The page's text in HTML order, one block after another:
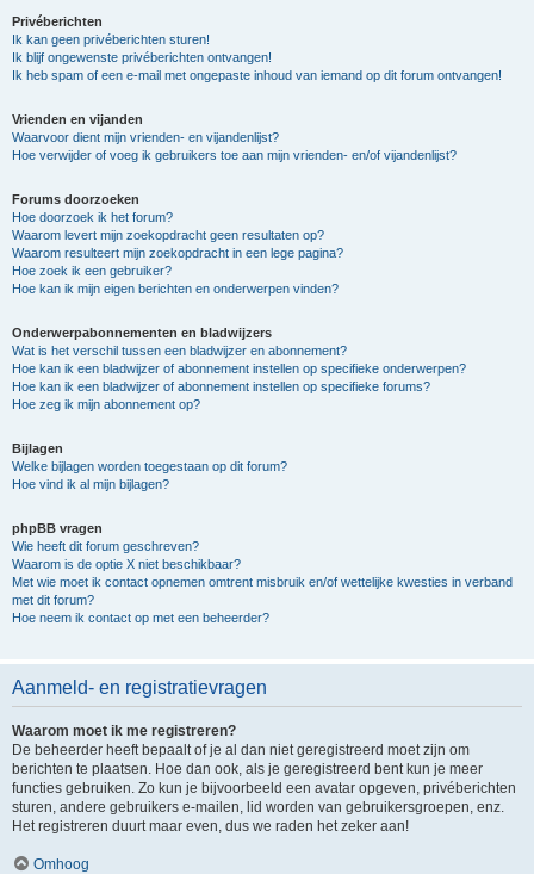
Privéberichten
Ik kan geen privéberichten sturen!
Ik blijf ongewenste privéberichten ontvangen!
Ik heb spam of een e-mail met ongepaste inhoud van iemand op dit forum ontvangen!
Vrienden en vijanden
Waarvoor dient mijn vrienden- en vijandenlijst?
Hoe verwijder of voeg ik gebruikers toe aan mijn vrienden- en/of vijandenlijst?
Forums doorzoeken
Hoe doorzoek ik het forum?
Waarom levert mijn zoekopdracht geen resultaten op?
Waarom resulteert mijn zoekopdracht in een lege pagina?
Hoe zoek ik een gebruiker?
Hoe kan ik mijn eigen berichten en onderwerpen vinden?
Onderwerpabonnementen en bladwijzers
Wat is het verschil tussen een bladwijzer en abonnement?
Hoe kan ik een bladwijzer of abonnement instellen op specifieke onderwerpen?
Hoe kan ik een bladwijzer of abonnement instellen op specifieke forums?
Hoe zeg ik mijn abonnement op?
Bijlagen
Welke bijlagen worden toegestaan op dit forum?
Hoe vind ik al mijn bijlagen?
phpBB vragen
Wie heeft dit forum geschreven?
Waarom is de optie X niet beschikbaar?
Met wie moet ik contact opnemen omtrent misbruik en/of wettelijke kwesties in verband
met dit forum?
Hoe neem ik contact op met een beheerder?
Aanmeld- en registratievragen
Waarom moet ik me registreren?
De beheerder heeft bepaalt of je al dan niet geregistreerd moet zijn om
berichten te plaatsen. Hoe dan ook, als je geregistreerd bent kun je meer
functies gebruiken. Zo kun je bijvoorbeeld een avatar opgeven, privéberichten
sturen, andere gebruikers e-mailen, lid worden van gebruikersgroepen, enz.
Het registreren duurt maar even, dus we raden het zeker aan!
Omhoog